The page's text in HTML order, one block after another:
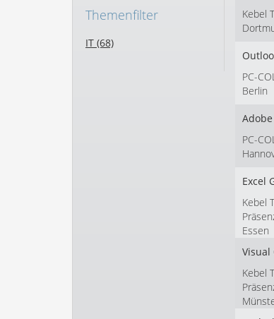
Themenfilter
IT (68)
Kebel
PC-
Berlin
PC-
Excel
Kebel
Essen
Visual
Kebel